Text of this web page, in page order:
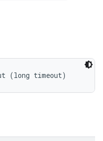
(long timeout)